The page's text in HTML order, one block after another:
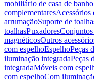
mobiliário de casa de banho
complementaresAcessórios
arrumaçãoSuporte de
toalhasPuxadores
magnéticosOutros
com espelhoEspelhoPeças
iluminação integradaPeças
integradaMóveis com
com espelhoCom